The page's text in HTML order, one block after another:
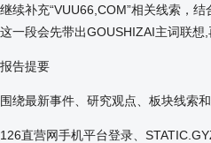
继续补充“VUU66,COM”相关线索，
这一段会先带出GOUSHIZAI主词联
报告提要
围绕最新事件、研究观点、板块线索
126直营网手机平台登录、